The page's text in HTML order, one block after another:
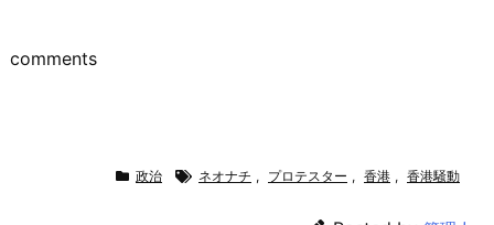
comments
政治 ネオナチ , プロテスター , 香港 , 香港騒動